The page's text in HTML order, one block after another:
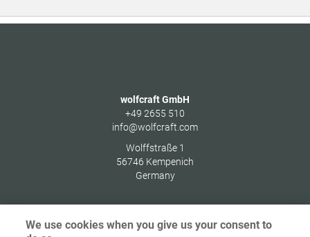
wolfcraft GmbH
+49 2655 510
info@wolfcraft.com
Wolffstraße 1
56746 Kempenich
Germany
We use cookies when you give us your consent to